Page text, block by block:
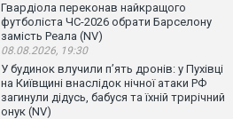
Гвардіола переконав найкращого
футболіста ЧС-2026 обрати Барселону
замість Реала (NV)
08.08.2026, 19:30
У будинок влучили п’ять дронів: у Пухівці
на Київщині внаслідок нічної атаки РФ
загинули дідусь, бабуся та їхній трирічний
онук (NV)